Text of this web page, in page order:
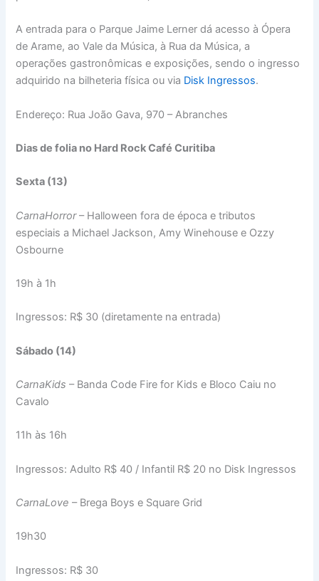
A entrada para o Parque Jaime Lerner dá acesso à Ópera
de Arame, ao Vale da Música, à Rua da Música, a
operações gastronômicas e exposições, sendo o ingresso
adquirido na bilheteria física ou via Disk Ingressos.
Endereço: Rua João Gava, 970 – Abranches
Dias de folia no Hard Rock Café Curitiba
Sexta (13)
CarnaHorror– Halloween fora de época e tributos
especiais a Michael Jackson, Amy Winehouse e Ozzy
Osbourne
19h à 1h
Ingressos: R$ 30 (diretamente na entrada)
Sábado (14)
CarnaKids– Banda Code Fire for Kids e Bloco Caiu no
Cavalo
11h às 16h
Ingressos: Adulto R$ 40 / Infantil R$ 20 no Disk Ingressos
CarnaLove – Brega Boys e Square Grid
19h30
Ingressos: R$ 30